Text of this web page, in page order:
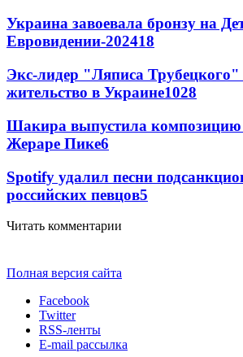
Украина завоевала бронзу на
Евровидении-202418
Экс-лидер "Ляписа
жительство в Украине1028
Шакира выпустила
Жераре Пике6
Spotify удалил песни
российских певцов5
Читать комментарии
Полная версия сайта
Facebook
Twitter
RSS-ленты
E-mail рассылка